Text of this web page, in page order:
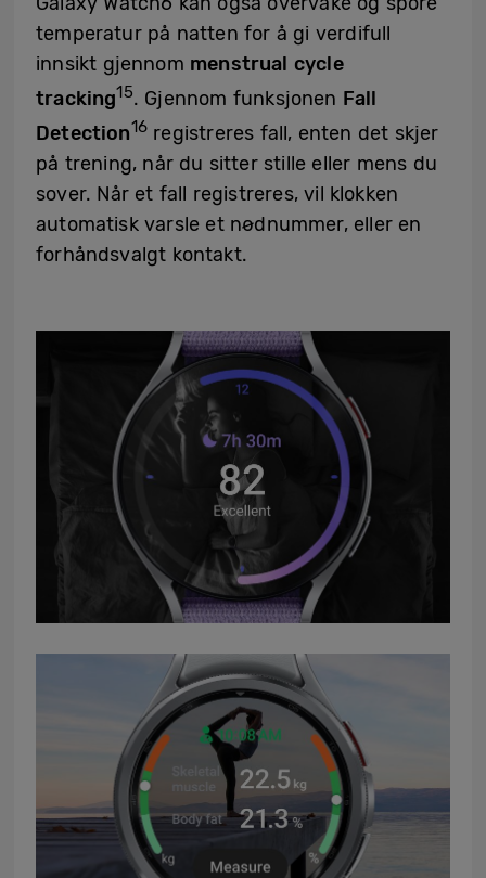
temperatur på natten for å gi verdifull
innsikt gjennom menstrual cycle
tracking15. Gjennom funksjonen Fall
Detection16 registreres fall, enten det skjer
på trening, når du sitter stille eller mens du
sover. Når et fall registreres, vil klokken
automatisk varsle et nødnummer, eller en
forhåndsvalgt kontakt.